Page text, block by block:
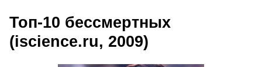
Топ-10 бессмертных
(iscience.ru, 2009)